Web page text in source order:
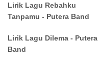
Lirik Lagu Rebahku
Tanpamu - Putera Band
Lirik Lagu Dilema - Putera
Band